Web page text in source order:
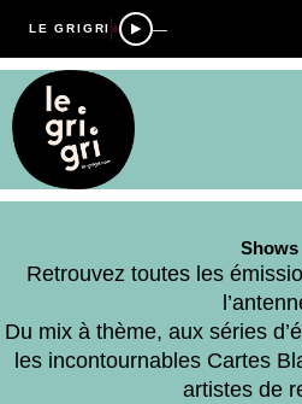
LE GRIGRI —
Shows
Retrouvez toutes les
Du mix à thème, aux séries
les incontournables Cartes
artistes de